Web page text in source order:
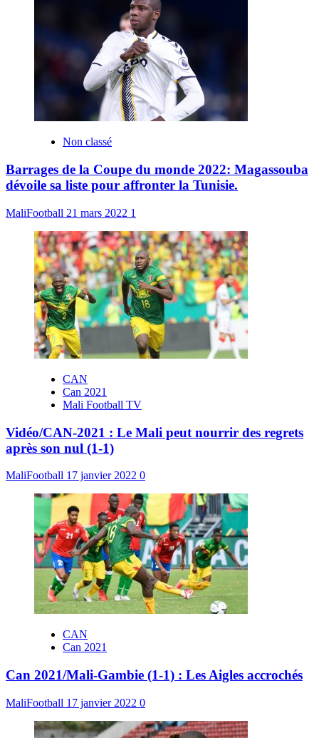
Non classé
Barrages de la Coupe du monde 2022: Magassouba
dévoile sa liste pour affronter la Tunisie.
MaliFootball 21 mars 2022 1
CAN
Can 2021
Mali Football TV
Vidéo/CAN-2021 : Le Mali peut nourrir des regrets
après son nul (1-1)
MaliFootball 17 janvier 2022 0
CAN
Can 2021
Can 2021/Mali-Gambie (1-1) : Les Aigles accrochés
MaliFootball 17 janvier 2022 0